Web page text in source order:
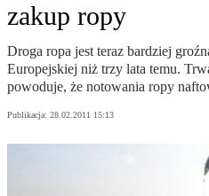
zakup ropy
Droga ropa jest teraz bardziej
Europejskiej niż trzy lata temu.
powoduje, że notowania ropy
Publikacja: 28.02.2011 15:13